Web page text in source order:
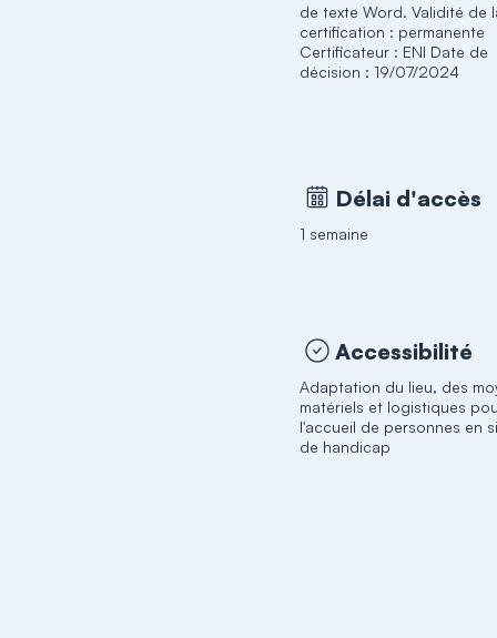
de texte Word. Validité de
certification : permanente
Certificateur : ENI Date de
décision : 19/07/2024
Délai d'accès
1 semaine
Accessibilité
Adaptation du lieu, des
matériels et logistiques
l'accueil de personnes en
de handicap